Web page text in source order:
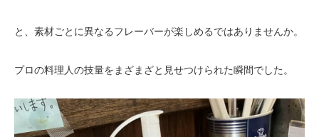
と、素材ごとに異なるフレーバーが楽しめるではありませんか。
プロの料理人の技量をまざまざと見せつけられた瞬間でした。